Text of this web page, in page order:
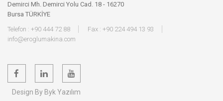
Demirci Mh. Demirci Yolu Cad. 18 - 16270
Bursa TÜRKİYE
Telefon : +90 444 72 88
Fax : +90 224 494 13 93
info@eroglumakina.com
Design By Byk Yazılım